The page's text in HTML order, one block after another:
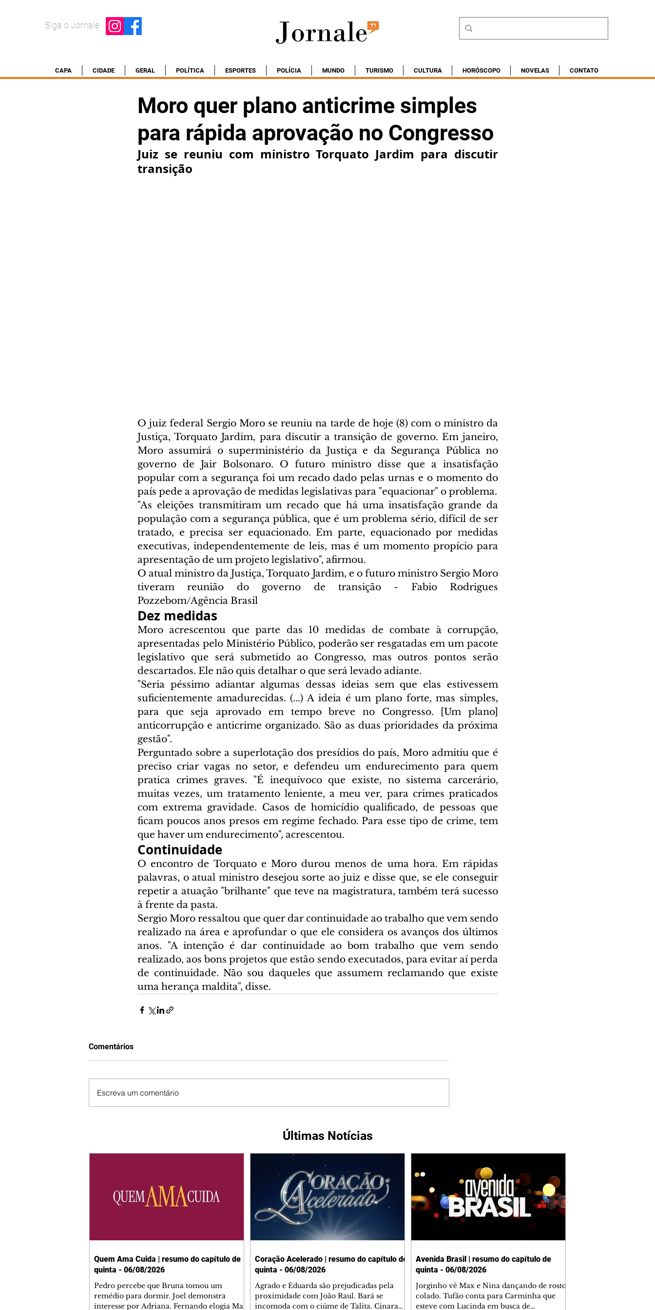
Siga o Jornale
CAPA CIDADE GERAL POLÍTICA ESPORTES POLÍCIA MUNDO TURISMO CULTURA HORÓSCOPO NOVELAS CONTATO
Moro quer plano anticrime simples
para rápida aprovação no Congresso
Juiz se reuniu com ministro Torquato Jardim para discutir
transição
O juiz federal Sergio Moro se reuniu na tarde de hoje (8) com o ministro da
Justiça, Torquato Jardim, para discutir a transição de governo. Em janeiro,
Moro assumirá o superministério da Justiça e da Segurança Pública no
governo de Jair Bolsonaro. O futuro ministro disse que a insatisfação
popular com a segurança foi um recado dado pelas urnas e o momento do
"As eleições transmitiram um recado que há uma insatisfação grande da
população com a segurança pública, que é um problema sério, difícil de ser
tratado, e precisa ser equacionado. Em parte, equacionado por medidas
executivas, independentemente de leis, mas é um momento propício para
apresentação de um projeto legislativo", afirmou.
O atual ministro da Justiça, Torquato Jardim, e o futuro ministro Sergio Moro
tiveram reunião do governo de transição - Fabio Rodrigues
Pozzebom/Agência Brasil
Dez medidas
Moro acrescentou que parte das 10 medidas de combate à corrupção,
apresentadas pelo Ministério Público, poderão ser resgatadas em um pacote
legislativo que será submetido ao Congresso, mas outros pontos serão
descartados. Ele não quis detalhar o que será levado adiante.
"Seria péssimo adiantar algumas dessas ideias sem que elas estivessem
suficientemente amadurecidas. (...) A ideia é um plano forte, mas simples,
para que seja aprovado em tempo breve no Congresso. [Um plano]
anticorrupção e anticrime organizado. São as duas prioridades da próxima
gestão".
Perguntado sobre a superlotação dos presídios do país, Moro admitiu que é
preciso criar vagas no setor, e defendeu um endurecimento para quem
pratica crimes graves. "É inequívoco que existe, no sistema carcerário,
muitas vezes, um tratamento leniente, a meu ver, para crimes praticados
com extrema gravidade. Casos de homicídio qualificado, de pessoas que
ficam poucos anos presos em regime fechado. Para esse tipo de crime, tem
que haver um endurecimento", acrescentou.
Continuidade
O encontro de Torquato e Moro durou menos de uma hora. Em rápidas
palavras, o atual ministro desejou sorte ao juiz e disse que, se ele conseguir
repetir a atuação "brilhante" que teve na magistratura, também terá sucesso
à frente da pasta.
Sergio Moro ressaltou que quer dar continuidade ao trabalho que vem sendo
realizado na área e aprofundar o que ele considera os avanços dos últimos
anos. "A intenção é dar continuidade ao bom trabalho que vem sendo
realizado, aos bons projetos que estão sendo executados, para evitar aí perda
de continuidade. Não sou daqueles que assumem reclamando que existe
uma herança maldita", disse.
Comentários
Escreva um comentário
Últimas Notícias
Quem Ama Cuida | resumo do capítulo de
quinta - 06/08/2026
Pedro percebe que Bruna tomou um
remédio para dormir. Joel demonstra
interesse por Adriana. Fernando elogia Mau
Coração Acelerado | resumo do capítulo de
quinta - 06/08/2026
Agrado e Eduarda são prejudicadas pela
proximidade com João Raul. Bará se
incomoda com o ciúme de Talita. Cinara
Avenida Brasil | resumo do capítulo de
quinta - 06/08/2026
Jorginho vê Max e Nina dançando de rosto
colado. Tufão conta para Carminha que
esteve com Lucinda em busca de